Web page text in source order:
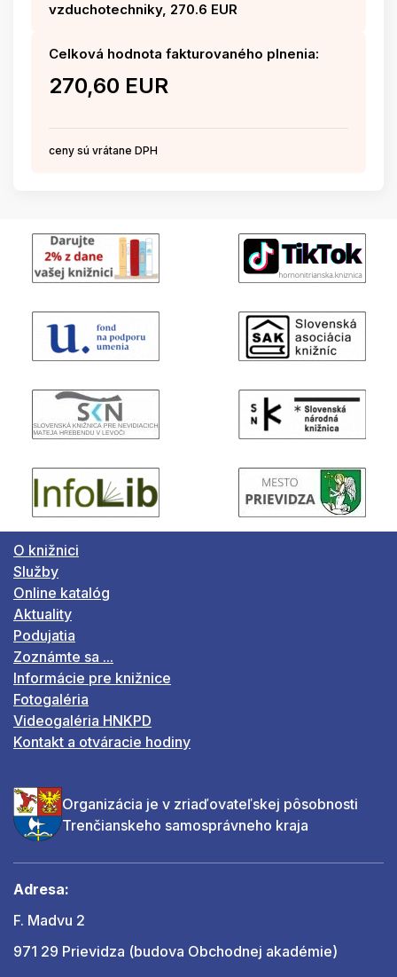
vzduchotechniky, 270.6 EUR
Celková hodnota fakturovaného plnenia:
270,60 EUR
ceny sú vrátane DPH
O knižnici
Služby
Online katalóg
Aktuality
Podujatia
Zoznámte sa ...
Informácie pre knižnice
Fotogaléria
Videogaléria HNKPD
Kontakt a otváracie hodiny
Organizácia je v zriaďovateľskej pôsobnosti
Trenčianskeho samosprávneho kraja
Adresa:
F. Madvu 2
971 29 Prievidza (budova Obchodnej akadémie)